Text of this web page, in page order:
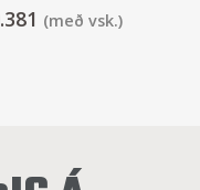
(með vsk.)